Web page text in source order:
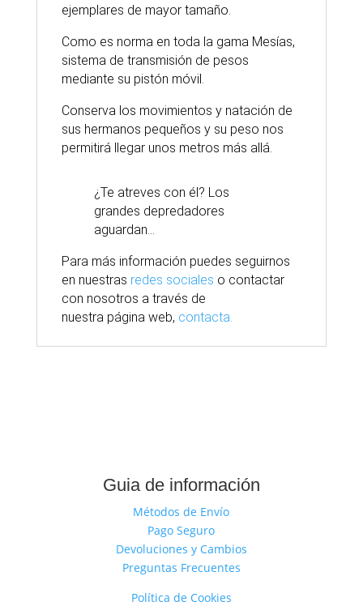
ejemplares de mayor tamaño.
Como es norma en toda la gama Mesías,
sistema de transmisión de pesos
mediante su pistón móvil.
Conserva los movimientos y natación de
sus hermanos pequeños y su peso nos
permitirá llegar unos metros más allá.
¿Te atreves con él? Los
grandes depredadores
aguardan…
Para más información puedes seguirnos
en nuestras redes sociales o contactar
con nosotros a través de
nuestra página web, contacta.
Guia de información
Métodos de Envío
Pago Seguro
Devoluciones y Cambios
Preguntas Frecuentes
Política de Cookies